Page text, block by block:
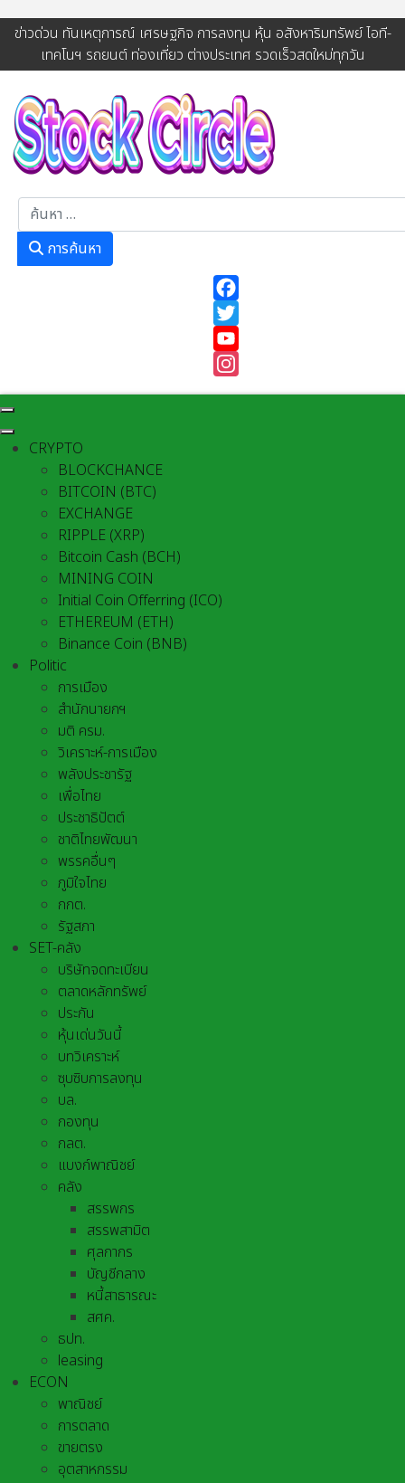
ข่าวด่วน ทันเหตุการณ์ เศรษฐกิจ การลงทุน หุ้น อสังหาริมทรัพย์ ไอที-
เทคโนฯ รถยนต์ ท่องเที่ยว ต่างประเทศ รวดเร็วสดใหม่ทุกวัน
การค้นหา
Instagram
CRYPTO
BLOCKCHANCE
BITCOIN (BTC)
EXCHANGE
RIPPLE (XRP)
Bitcoin Cash (BCH)
MINING COIN
Initial Coin Offerring (ICO)
ETHEREUM (ETH)
Binance Coin (BNB)
Politic
การเมือง
สำนักนายกฯ
มติ ครม.
วิเคราะห์-การเมือง
พลังประชารัฐ
เพื่อไทย
ประชาธิปัตต์
ชาติไทยพัฒนา
พรรคอื่นๆ
ภูมิใจไทย
กกต.
รัฐสภา
SET-คลัง
บริษัทจดทะเบียน
ตลาดหลักทรัพย์
ประกัน
หุ้นเด่นวันนี้
บทวิเคราะห์
ซุบซิบการลงทุน
บล.
กองทุน
กลต.
แบงก์พาณิชย์
คลัง
สรรพกร
สรรพสามิต
ศุลกากร
บัญชีกลาง
หนี้สาธารณะ
สศค.
ธปท.
leasing
ECON
พาณิชย์
การตลาด
ขายตรง
อุตสาหกรรม